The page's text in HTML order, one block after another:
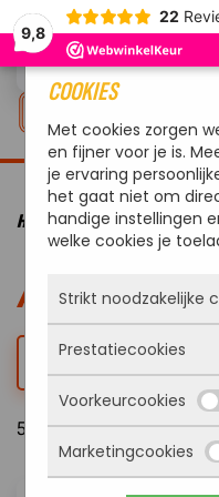
9,8
22
Overslaan en naar de
HOME ACTIES
ACTIES
FILTER
5 Resultaten
COOKIES
Met cookies zorgen
en fijner voor je is.
je ervaring
het gaat niet om
handige instellingen
welke cookies je
Strikt noodzakelijke
Deze cookies
überhaupt werkt.
kunnen niet
ze alleen
inloggen, een
zo instellen dat hij
Prestatiecookies
Met deze cookies
bezocht wordt,
komen en welke
kunnen we de
Voorkeurcookies
Deze cookies
Bijvoorbeeld
Marketingcookies